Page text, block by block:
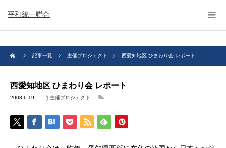
平和統一聯合
記事一覧 主催プロジェクト 西愛知地区 ひまわり会 レポート
西愛知地区 ひまわり会 レポート
2008.6.19 主催プロジェクト